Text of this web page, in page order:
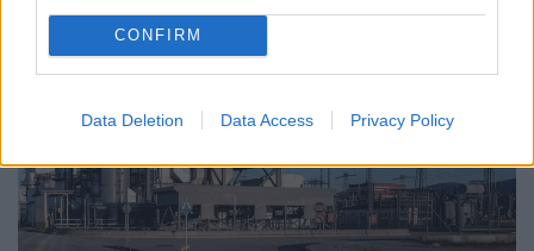
CONFIRM
Data Deletion Data Access Privacy Policy
11 Οκτωβρίου 2024